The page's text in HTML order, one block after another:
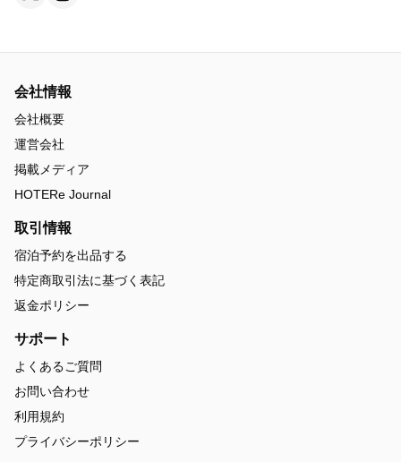
会社情報
会社概要
運営会社
掲載メディア
HOTERe Journal
取引情報
宿泊予約を出品する
特定商取引法に基づく表記
返金ポリシー
サポート
よくあるご質問
お問い合わせ
利用規約
プライバシーポリシー